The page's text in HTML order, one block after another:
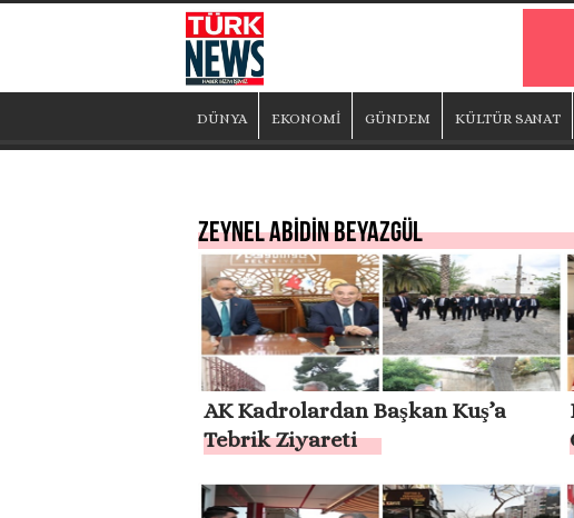
DÜNYA EKONOMİ GÜNDEM KÜLTÜR SANAT
ZEYNEL ABİDİN BEYAZGÜL
AK Kadrolardan Başkan Kuş’a
Tebrik Ziyareti